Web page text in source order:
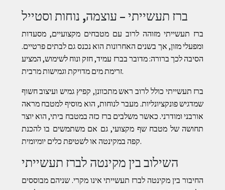
ברז תעשייתי – עוצמה, נוחות וסטייל
ברז תעשייתי מזוהה לרוב עם מטבחים מקצועיים, מסעדות
ומפעלי מזון, אך בשנים האחרונות הוא נכנס גם לבתים פרטיים.
הסיבה לכך ברורה: מדובר בברז עמיד, חזק ונוח לשימוש, המציע
זרימת מים מדויקת וגמישות מרבית.
ברז תעשייתי כולל לרוב ראש מתכוונן, קפיץ גמיש ועיצוב חשוף
שמדגיש פונקציונליות. מעבר לנוחות, הוא מוסיף למטבח מראה
אורבני ומודרני. כאשר משלבים ברז כזה במטבח ביתי, הוא יוצר
תחושה של מטבח שף מקצועי, גם אם משתמשים בו להכנת
קפה במקינטה או לשטיפת כלים יומיומית.
השילוב בין מקינטה לברז תעשייתי
החיבור בין מקינטה לברז תעשייתי אינו מקרי. שניהם מבוססים